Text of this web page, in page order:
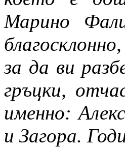
Марино
за да ви
гръцки,
именно:
и Загора.